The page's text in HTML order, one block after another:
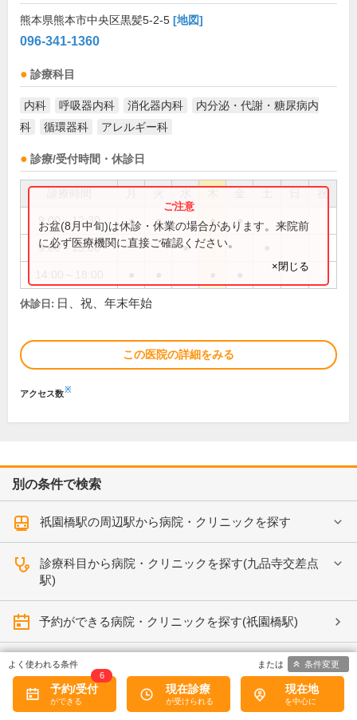
熊本県熊本市中央区黒髪5-2-5 [地図]
096-341-1360
診療科目
内科 呼吸器内科 消化器内科
内分泌・代謝・糖尿病内
科
循環器科 アレルギー科
診療/受付時間・休診日
祝
9:00～12:30 ● ● ● ●
9:00～13:00 ●
お盆(8月中旬)は休診・休業の場合があります。来院前
に必ず医療機関に直接ご確認ください。
×閉じる
休診日: 日、祝、年末年始
この医院の詳細をみる
アクセス数※
別の条件で検索
祇園橋駅の周辺駅から病院・クリニックを探す
診療科目から病院・クリニックを探す(九品寺交差点
駅)
予約ができる病院・クリニックを探す(祇園橋駅)
各都道府県の休日・夜間診療、救急、当番医情報
予約/受付
6
現在診療 現在地
条件変更